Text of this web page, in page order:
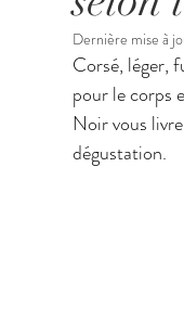
Dernière mise à
Corsé, léger,
pour le corps
Noir vous
dégustation.